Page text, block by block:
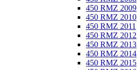
450 RMZ 2009
450 RMZ 2010
450 RMZ 2011
450 RMZ 2012
450 RMZ 2013
450 RMZ 2014
450 RMZ 2015